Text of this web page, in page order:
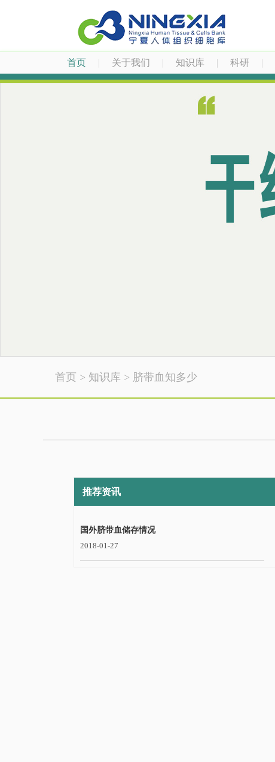
首页 | 关于我们 | 知识库 | 科研 |
首页 > 知识库 > 脐带血知多少
推荐资讯
国外脐带血储存情况
2018-01-27